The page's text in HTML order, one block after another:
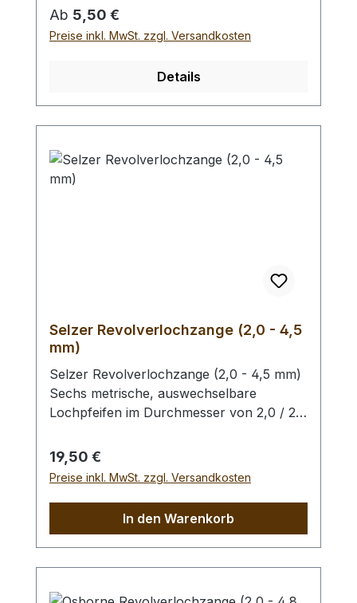
Unterlage und einen geeigneten
Hammer zum Schlagen, (keinen
Stahlhammer; Gefahr des Splitterns) siehe
erhalten Sie 1 Selzer Rundlocheisen der
gewählten Größe.
Regulärer Preis:
Ab 5,50 €
Preise inkl. MwSt. zzgl. Versandkosten
Details
Selzer Revolverlochzange (2,0 - 4,5
mm)
Selzer Revolverlochzange (2,0 - 4,5 mm)
Sechs metrische, auswechselbare
Lochpfeifen im Durchmesser von 2,0 / 2,5
Sichtfenster für gewählten
Lochdurchmesser. Automatischer
Feststeller, Oberfläche silber vernickelt mit
hergestellt in Remscheid / Deutschland.
Zum Lochen von Leder und ähnlichen
Materialien. - Ersatz - Lochpfeifen (2,0 -
Regulärer Preis:
19,50 €
Preise inkl. MwSt. zzgl. Versandkosten
In den Warenkorb